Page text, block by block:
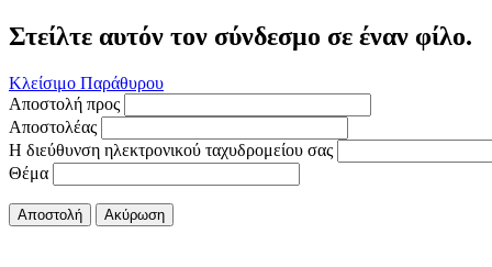
Στείλτε αυτόν τον σύνδεσμο σε έναν φίλο.
Κλείσιμο Παράθυρου
Αποστολή προς
Αποστολέας
Η διεύθυνση ηλεκτρονικού ταχυδρομείου σας
Θέμα
Αποστολή Ακύρωση